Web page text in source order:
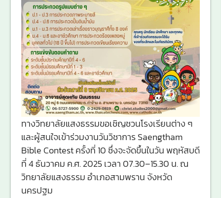
ทางวิทยาลัยแสงธรรมขอเชิญชวนโรงเรียนต่าง ๆ
และผู้สนใจเข้าร่วมงานวันวิชาการ Saengtham
Bible Contest ครั้งที่ 10 ซึ่งจะจัดขึ้นในวัน พฤหัสบดี
ที่ 4 ธันวาคม ค.ศ. 2025 เวลา 07.30–15.30 น. ณ
วิทยาลัยแสงธรรม อำเภอสามพราน จังหวัด
นครปฐม